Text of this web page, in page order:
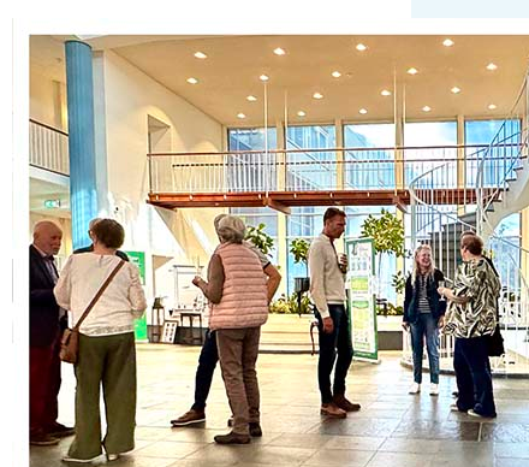
De expositie in de Burgerzaal is
geopend!
Onder het genot van een glas
prosecco en een kleine picknick tussen
de foto’s in de Burgerzaal hebben we
samen met de fotografen van
Fotogroep Aalsmeer en de vijf
deelnemende bruidsparen van de
trouwfoto-remake de opening van de
expositie gevierd. Wat begon als een
eenvoudig idee – het opnieuw
fotograferen van trouwfoto’s die ooit
in…